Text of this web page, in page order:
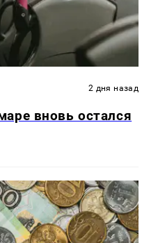
2 дня назад
вновь остался